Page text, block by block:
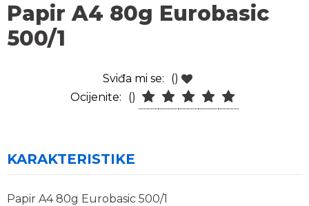
Papir A4 80g Eurobasic
500/1
Sviđa mi se:
()
Ocijenite:
()
KARAKTERISTIKE
Papir A4 80g Eurobasic 500/1